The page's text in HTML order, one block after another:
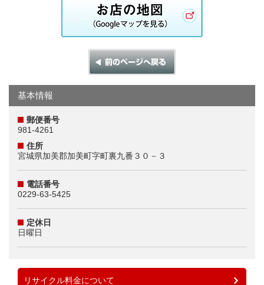
基本情報
郵便番号
981-4261
住所
宮城県加美郡加美町字町裏九番３０－３
電話番号
0229-63-5425
定休日
日曜日
リサイクル料金について